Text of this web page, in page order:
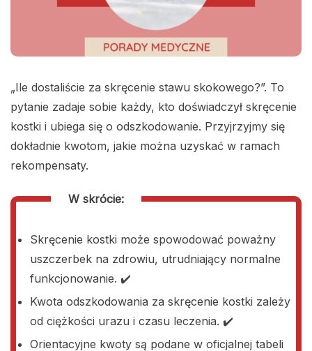
„Ile dostaliście za skręcenie stawu skokowego?”. To
pytanie zadaje sobie każdy, kto doświadczył skręcenie
kostki i ubiega się o odszkodowanie. Przyjrzyjmy się
dokładnie kwotom, jakie można uzyskać w ramach
rekompensaty.
W skrócie:
Skręcenie kostki może spowodować poważny
uszczerbek na zdrowiu, utrudniający normalne
funkcjonowanie. ✔️
Kwota odszkodowania za skręcenie kostki zależy
od ciężkości urazu i czasu leczenia. ✔️
Orientacyjne kwoty są podane w oficjalnej tabeli